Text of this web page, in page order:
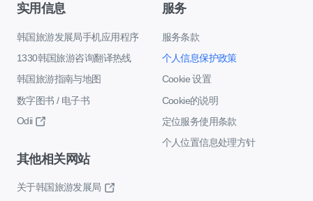
实用信息
韩国旅游发展局手机应用程序
1330韩国旅游咨询翻译热线
韩国旅游指南与地图
数字图书 / 电子书
Odii
服务
服务条款
个人信息保护政策
Cookie 设置
Cookie的说明
定位服务使用条款
个人位置信息处理方针
其他相关网站
关于韩国旅游发展局